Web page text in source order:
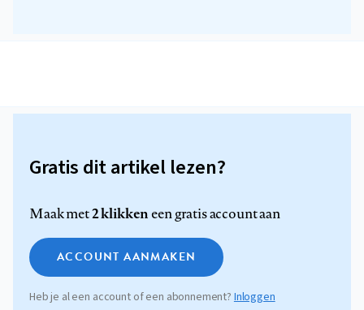
Gratis dit artikel lezen?
Maak met2 klikkeneen gratis account aan
ACCOUNT AANMAKEN
Heb je al een account of een abonnement? Inloggen